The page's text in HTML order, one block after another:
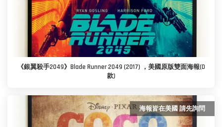
《銀翼殺手2049》Blade Runner 2049 (2017) ，美國原版雙面海報(D
款)
海報皆在美國 請先詢問